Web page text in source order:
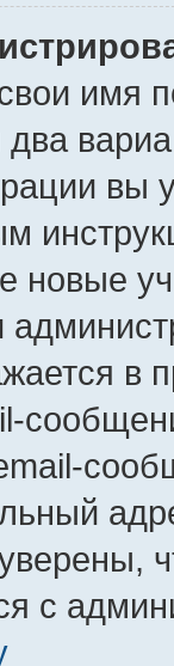
имя
вы
новые
в
с